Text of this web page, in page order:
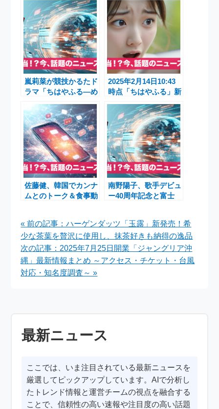
嵐莉菜が競技かるたド
ラマ「ちはやふる―め
な一面を披露 野球部
からの転身に注目
2025年2月14日10:43
時点「ちはやふる」新
ら10年後の物語が7月
に放送
佐藤健、韓国でカンナ
ムとのトーク＆食事動
ヨ」と大興奮
南野陽子、歌手デビュ
ー40周年記念と富士
る
« 前の記事：ハーゲンダッツ「玉露」新発売！希
少な茶葉を贅沢に使用し、抹茶好きも納得の逸品
次の記事：2025年7月25日開業「ジャングリア沖
縄」最新情報まとめ ～アクセス・チケット・台風
対応・知名度調査～ »
最新ニュース
ここでは、いま注目されている最新ニュースを
厳選してピックアップしています。AIで分析し
たトレンド情報と運営チームの視点を融合する
ことで、信頼性の高い速報や注目度の高い話題